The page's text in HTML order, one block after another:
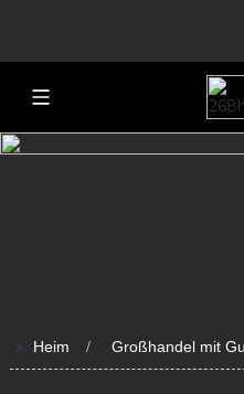
>> Heim Großhandel mit